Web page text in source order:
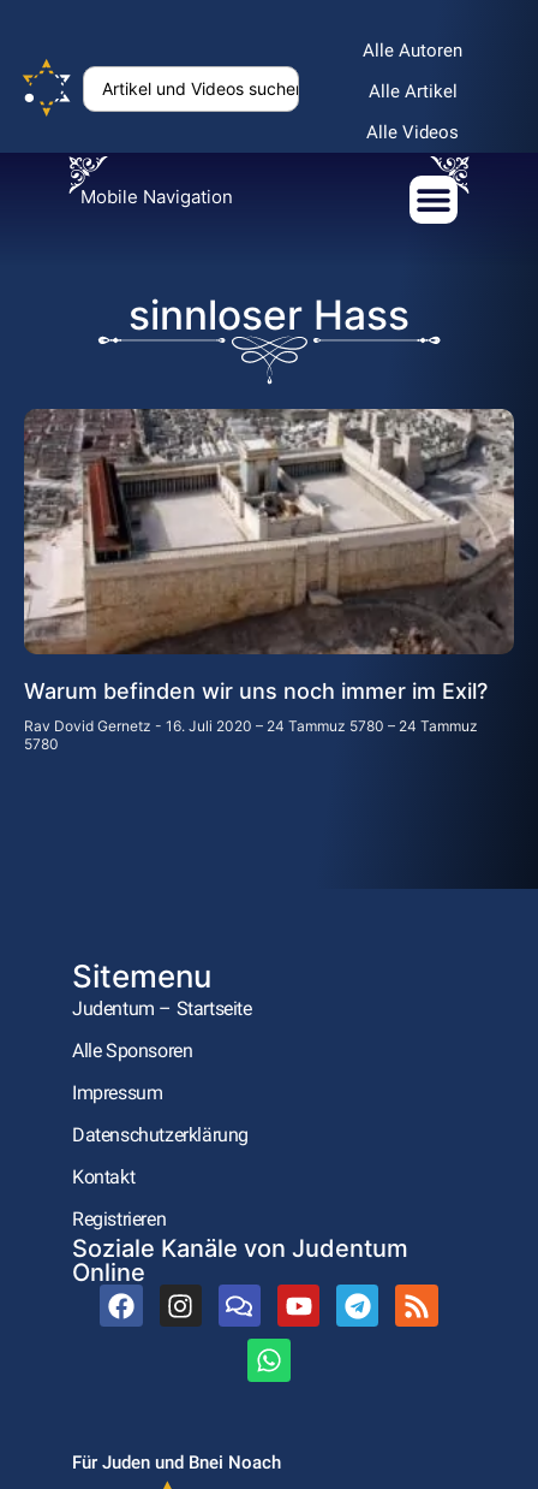
Alle Autoren
Alle Artikel
Alle Videos
Mobile Navigation
sinnloser Hass
Warum befinden wir uns noch immer im Exil?
Rav Dovid Gernetz
16. Juli 2020 – 24 Tammuz 5780 – 24 Tammuz
5780
Sitemenu
Judentum – Startseite
Alle Sponsoren
Impressum
Datenschutzerklärung
Kontakt
Registrieren
Soziale Kanäle von Judentum
Online
Für Juden und Bnei Noach